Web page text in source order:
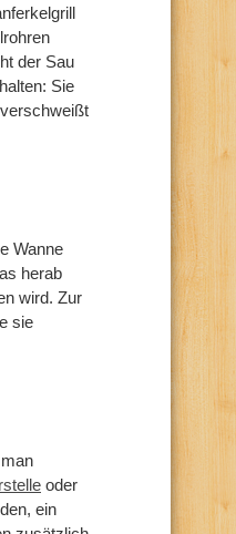
der Sau
Sie
Wanne
herab
wird. Zur
sie
oder
ein